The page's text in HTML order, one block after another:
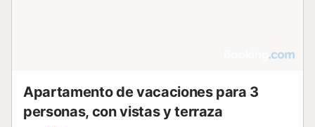
Apartamento de vacaciones para 3
personas, con vistas y terraza